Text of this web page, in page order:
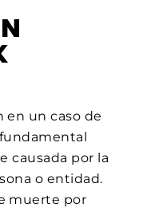
en un caso de
causada por la
o entidad.
muerte por